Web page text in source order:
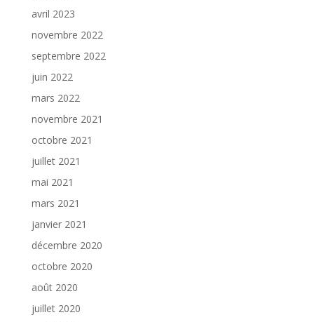
avril 2023
novembre 2022
septembre 2022
juin 2022
mars 2022
novembre 2021
octobre 2021
juillet 2021
mai 2021
mars 2021
janvier 2021
décembre 2020
octobre 2020
août 2020
juillet 2020